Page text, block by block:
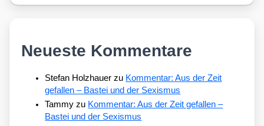
Neueste Kommentare
Stefan Holzhauer zu Kommentar: Aus der Zeit
gefallen – Bastei und der Sexismus
Tammy zu Kommentar: Aus der Zeit gefallen –
Bastei und der Sexismus